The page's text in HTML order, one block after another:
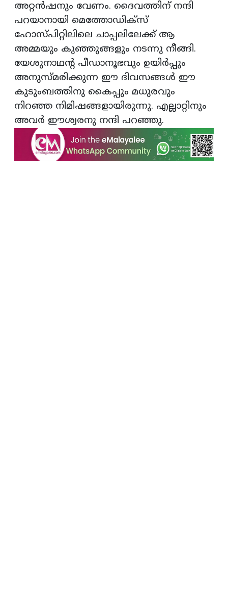
അറ്റന്‍ഷനും വേണം. ദൈവത്തിന് നന്ദി
പറയാനായി മെത്തോഡിക്‌സ്
ഹോസ്പിറ്റിലിലെ ചാപ്പലിലേക്ക് ആ
അമ്മയും കുഞ്ഞുങ്ങളും നടന്നു നീങ്ങി.
യേശുനാഥന്റ പീഡാനൂഭവും ഉയിര്‍പ്പും
അനുസ്മരിക്കുന്ന ഈ ദിവസങ്ങള്‍ ഈ
കുടുംബത്തിനു കൈപ്പും മധുരവും
നിറഞ്ഞ നിമിഷങ്ങളായിരുന്നു. എല്ലാറ്റിനും
അവര്‍ ഈശ്വരനു നന്ദി പറഞ്ഞു.